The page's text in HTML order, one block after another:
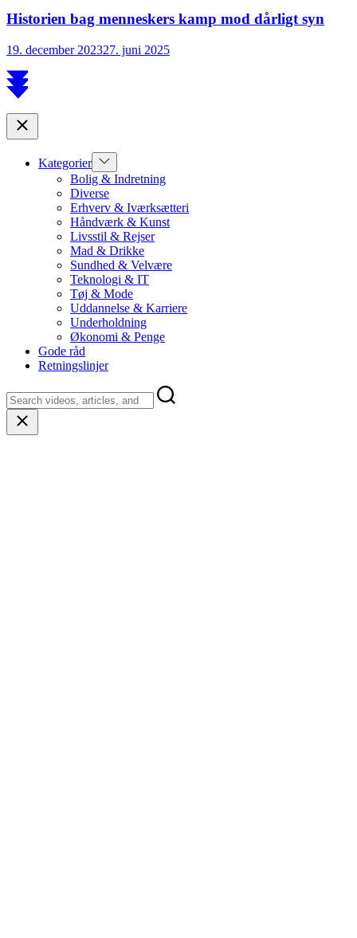
Historien bag menneskers kamp mod dårligt syn
19. december 202327. juni 2025
Scroll
to
Close
Kategorier Show
sub
menu
Bolig & Indretning
Diverse
Erhverv & Iværksætteri
Håndværk & Kunst
Livsstil & Rejser
Mad & Drikke
Sundhed & Velvære
Teknologi & IT
Tøj & Mode
Uddannelse & Karriere
Underholdning
Økonomi & Penge
Gode råd
Retningslinjer
Close
search